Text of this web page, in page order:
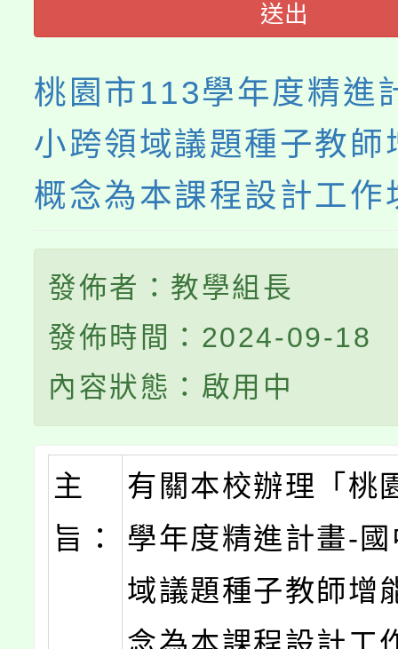
送出
桃園市113學年度精進
小跨領域議題種子教師
概念為本課程設計工作
發佈者：教學組長
發佈時間：2024-09-18
內容狀態：啟用中
主
旨：
有關本校辦理「桃
學年度精進計畫-
域議題種子教師增